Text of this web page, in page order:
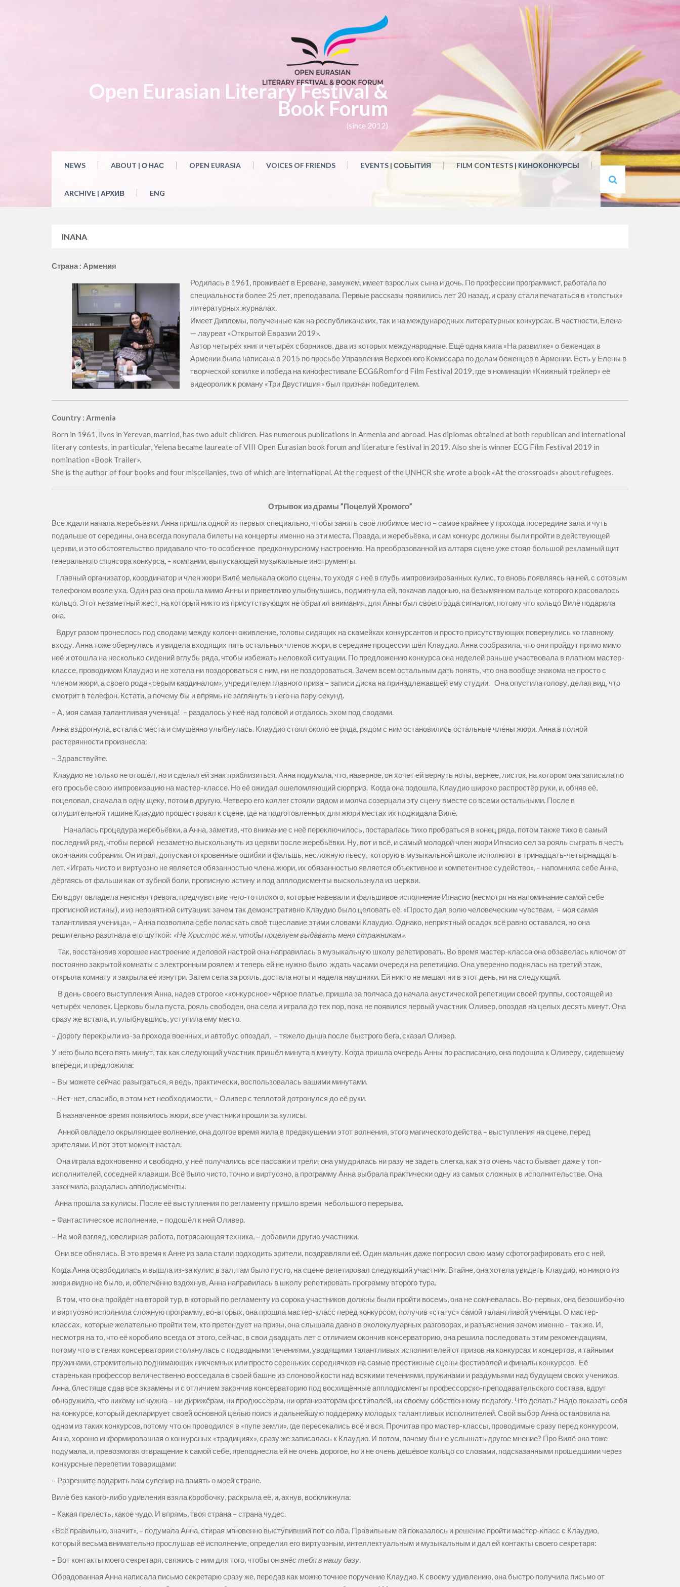
Open Eurasian Literary Festival &
Book Forum
(since 2012)
NEWS ABOUT | О НАС OPEN EURASIA VOICES OF FRIENDS EVENTS | СОБЫТИЯ FILM CONTESTS | КИНОКОНКУРСЫ
ARCHIVE | АРХИВ ENG
INANA
Страна : Армения
Родилась в 1961, проживает в Ереване, замужем, имеет взрослых сына и дочь. По профессии программист, работала по
специальности более 25 лет, преподавала. Первые рассказы появились лет 20 назад, и сразу стали печататься в «толстых»
литературных журналах.
Имеет Дипломы, полученные как на республиканских, так и на международных литературных конкурсах. В частности, Елена
— лауреат «Открытой Евразии 2019».
Автор четырёх книг и четырёх сборников, два из которых международные. Ещё одна книга «На развилке» о беженцах в
Армении была написана в 2015 по просьбе Управления Верховного Комиссара по делам беженцев в Армении. Есть у Елены в
творческой копилке и победа на кинофестивале ECG&Romford Film Festival 2019, где в номинации «Книжный трейлер» её
видеоролик к роману «Три Двустишия» был признан победителем.
Country : Armenia
Born in 1961, lives in Yerevan, married, has two adult children. Has numerous publications in Armenia and abroad. Has diplomas obtained at both republican and international
literary contests, in particular, Yelena became laureate of VIII Open Eurasian book forum and literature festival in 2019. Also she is winner ECG Film Festival 2019 in
nomination «Book Trailer».
She is the author of four books and four miscellanies, two of which are international. At the request of the UNHCR she wrote a book «At the crossroads» about refugees.
Отрывок из драмы ”Поцелуй Хромого”
Все ждали начала жеребьёвки. Анна пришла одной из первых специально, чтобы занять своё любимое место – самое крайнее у прохода посередине зала и чуть
подальше от середины, она всегда покупала билеты на концерты именно на эти места. Правда, и жеребьёвка, и сам конкурс должны были пройти в действующей
церкви, и это обстоятельство придавало что-то особенное предконкурсному настроению. На преобразованной из алтаря сцене уже стоял большой рекламный щит
генерального спонсора конкурса, – компании, выпускающей музыкальные инструменты.
Главный организатор, координатор и член жюри Вилё мелькала около сцены, то уходя с неё в глубь импровизированных кулис, то вновь появляясь на ней, с сотовым
телефоном возле уха. Один раз она прошла мимо Анны и приветливо улыбнувшись, подмигнула ей, покачав ладонью, на безымянном пальце которого красовалось
кольцо. Этот незаметный жест, на который никто из присутствующих не обратил внимания, для Анны был своего рода сигналом, потому что кольцо Вилё подарила
она.
Вдруг разом пронеслось под сводами между колонн оживление, головы сидящих на скамейках конкурсантов и просто присутствующих повернулись ко главному
входу. Анна тоже обернулась и увидела входящих пять остальных членов жюри, в середине процессии шёл Клаудио. Анна сообразила, что они пройдут прямо мимо
неё и отошла на несколько сидений вглубь ряда, чтобы избежать неловкой ситуации. По предложению конкурса она неделей раньше участвовала в платном мастер-
классе, проводимом Клаудио и не хотела ни поздороваться с ним, ни не поздороваться. Зачем всем остальным дать понять, что она вообще знакома не просто с
членом жюри, а своего рода «серым кардиналом», учредителем главного приза – записи диска на принадлежавшей ему студии. Она опустила голову, делая вид, что
смотрит в телефон. Кстати, а почему бы и впрямь не заглянуть в него на пару секунд.
– А, моя самая талантливая ученица! – раздалось у неё над головой и отдалось эхом под сводами.
Анна вздрогнула, встала с места и смущённо улыбнулась. Клаудио стоял около её ряда, рядом с ним остановились остальные члены жюри. Анна в полной
растерянности произнесла:
– Здравствуйте.
Клаудио не только не отошёл, но и сделал ей знак приблизиться. Анна подумала, что, наверное, он хочет ей вернуть ноты, вернее, листок, на котором она записала по
его просьбе свою импровизацию на мастер-классе. Но её ожидал ошеломляющий сюрприз. Когда она подошла, Клаудио широко распростёр руки, и, обняв её,
поцеловал, сначала в одну щеку, потом в другую. Четверо его коллег стояли рядом и молча созерцали эту сцену вместе со всеми остальными. После в
оглушительной тишине Клаудио прошествовал к сцене, где на подготовленных для жюри местах их поджидала Вилё.
Началась процедура жеребьёвки, а Анна, заметив, что внимание с неё переключилось, постаралась тихо пробраться в конец ряда, потом также тихо в самый
последний ряд, чтобы первой незаметно выскользнуть из церкви после жеребьёвки. Ну, вот и всё, и самый молодой член жюри Игнасио сел за рояль сыграть в честь
окончания собрания. Он играл, допуская откровенные ошибки и фальшь, несложную пьесу, которую в музыкальной школе исполняют в тринадцать-четырнадцать
лет. «Играть чисто и виртуозно не является обязанностью члена жюри, их обязанностью является объективное и компетентное судейство», – напомнила себе Анна,
дёргаясь от фальши как от зубной боли, прописную истину и под апплодисменты выскользнула из церкви.
Ею вдруг овладела неясная тревога, предчувствие чего-то плохого, которые навевали и фальшивое исполнение Игнасио (несмотря на напоминание самой себе
прописной истины), и из непонятной ситуации: зачем так демонстративно Клаудио было целовать её. «Просто дал волю человеческим чувствам, – моя самая
талантливая ученица», – Анна позволила себе поласкать своё тщеславие этими словами Клаудио. Однако, неприятный осадок всё равно оставался, но она
решительно разогнала его шуткой: «Не Христос же я, чтобы поцелуем выдавать меня стражникам».
Так, восстановив хорошее настроение и деловой настрой она направилась в музыкальную школу репетировать. Во время мастер-класса она обзавелась ключом от
постоянно закрытой комнаты с электронным роялем и теперь ей не нужно было ждать часами очереди на репетицию. Она уверенно поднялась на третий этаж,
открыла комнату и закрыла её изнутри. Затем села за рояль, достала ноты и надела наушники. Ей никто не мешал ни в этот день, ни на следующий.
В день своего выступления Анна, надев строгое «конкурсное» чёрное платье, пришла за полчаса до начала акустической репетиции своей группы, состоящей из
четырёх человек. Церковь была пуста, рояль свободен, она села и играла до тех пор, пока не появился первый участник Оливер, опоздав на целых десять минут. Она
сразу же встала, и, улыбнувшись, уступила ему место.
– Дорогу перекрыли из-за прохода военных, и автобус опоздал, – тяжело дыша после быстрого бега, сказал Оливер.
У него было всего пять минут, так как следующий участник пришёл минута в минуту. Когда пришла очередь Анны по расписанию, она подошла к Оливеру, сидевщему
впереди, и предложила:
– Вы можете сейчас разыграться, я ведь, практически, воспользовалась вашими минутами.
– Нет-нет, спасибо, в этом нет необходимости, – Оливер с теплотой дотронулся до её руки.
В назначенное время появилось жюри, все участники прошли за кулисы.
Анной овладело окрыляющее волнение, она долгое время жила в предвкушении этот волнения, этого магического действа – выступления на сцене, перед
зрителями. И вот этот момент настал.
Она играла вдохновенно и свободно, у неё получались все пассажи и трели, она умудрилась ни разу не задеть слегка, как это очень часто бывает даже у топ-
исполнителей, соседней клавиши. Всё было чисто, точно и виртуозно, а программу Анна выбрала практически одну из самых сложных в исполнительстве. Она
закончила, раздались апплодисменты.
Анна прошла за кулисы. После её выступления по регламенту пришло время небольшого перерыва.
– Фантастическое исполнение, – подошёл к ней Оливер.
– На мой взгляд, ювелирная работа, потрясающая техника, – добавили другие участники.
Они все обнялись. В это время к Анне из зала стали подходить зрители, поздравляли её. Один мальчик даже попросил свою маму сфотографировать его с ней.
Когда Анна освободилась и вышла из-за кулис в зал, там было пусто, на сцене репетировал следующий участник. Втайне, она хотела увидеть Клаудио, но никого из
жюри видно не было, и, облегчённо вздохнув, Анна направилась в школу репетировать программу второго тура.
В том, что она пройдёт на второй тур, в который по регламенту из сорока участников должны были пройти восемь, она не сомневалась. Во-первых, она безошибочно
и виртуозно исполнила сложную программу, во-вторых, она прошла мастер-класс перед конкурсом, получив «статус» самой талантливой ученицы. О мастер-
классах, которые желательно пройти тем, кто претендует на призы, она слышала давно в околокулуарных разговорах, и разъяснения зачем именно – так же. И,
несмотря на то, что её коробило всегда от этого, сейчас, в свои двадцать лет с отличием окончив консерваторию, она решила последовать этим рекомендациям,
потому что в стенах консерватории столкнулась с подводными течениями, уводящими талантливых исполнителей от призов на конкурсах и концертов, и тайными
пружинами, стремительно поднимающих никчемных или просто сереньких середнячков на самые престижные сцены фестивалей и финалы конкурсов. Её
старенькая профессор величественно восседала в своей башне из слоновой кости над всякими течениями, пружинами и раздумьями над будущем своих учеников.
Анна, блестяще сдав все экзамены и с отличием закончив консерваторию под восхищённые апплодисменты профессорско-преподавательского состава, вдруг
обнаружила, что никому не нужна – ни дирижёрам, ни продюссерам, ни организаторам фестивалей, ни своему собственному педагогу. Что делать? Надо показать себя
на конкурсе, который декларирует своей основной целью поиск и дальнейшую поддержку молодых талантливых исполнителей. Свой выбор Анна остановила на
одном из таких конкурсов, потому что он проводился в «пупе земли», где пересекались всё и вся. Прочитав про мастер-классы, проводимые сразу перед конкурсом,
Анна, хорошо информированная о конкурсных «традициях», сразу же записалась к Клаудио. И потом, почему бы не услышать другое мнение? Про Вилё она тоже
подумала, и, превозмогая отвращение к самой себе, преподнесла ей не очень дорогое, но и не очень дешёвое кольцо со словами, подсказанными прошедшими через
конкурсные перепетии товарищами:
– Разрешите подарить вам сувенир на память о моей стране.
Вилё без какого-либо удивления взяла коробочку, раскрыла её, и, ахнув, воскликнула:
– Какая прелесть, какое чудо. И впрямь, твоя страна – страна чудес.
«Всё правильно, значит», – подумала Анна, стирая мгновенно выступивший пот со лба. Правильным ей показалось и решение пройти мастер-класс с Клаудио,
который весьма внимательно прослушав её исполнение, определил его виртуозным, интеллектуальным и музыкальным и дал ей контакты своего секретаря:
– Вот контакты моего секретаря, свяжись с ним для того, чтобы онвнёс тебя в нашу базу.
Обрадованная Анна написала письмо секретарю сразу же, передав как можно точнее поручение Клаудио. К своему удивлению, она быстро получила письмо от